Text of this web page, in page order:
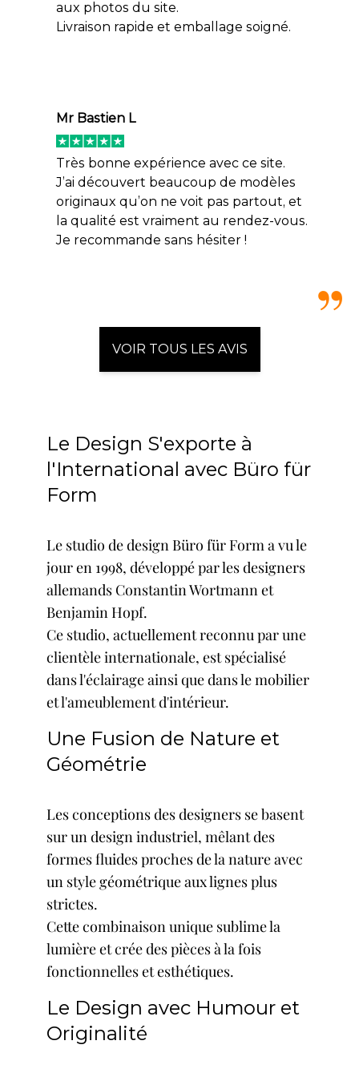
au style, au confort et à l’élégance d’un lieu.
aux photos du site.
Livraison rapide et emballage soigné.
Mr Bastien L
Très bonne expérience avec ce site.
J’ai découvert beaucoup de modèles
originaux qu’on ne voit pas partout, et
la qualité est vraiment au rendez-vous.
Je recommande sans hésiter !
VOIR TOUS LES AVIS
Le Design S'exporte à
l'International avec Büro für
Form
Le studio de design Büro für Form a vu le
jour en 1998, développé par les designers
allemands Constantin Wortmann et
Benjamin Hopf.
Ce studio, actuellement reconnu par une
clientèle internationale, est spécialisé
dans l'éclairage ainsi que dans le mobilier
et l'ameublement d'intérieur.
Une Fusion de Nature et
Géométrie
Les conceptions des designers se basent
sur un design industriel, mêlant des
formes fluides proches de la nature avec
un style géométrique aux lignes plus
strictes.
Cette combinaison unique sublime la
lumière et crée des pièces à la fois
fonctionnelles et esthétiques.
Le Design avec Humour et
Originalité